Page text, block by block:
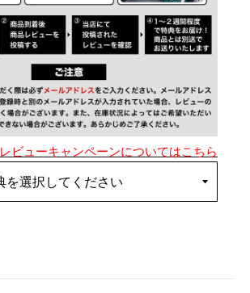
レビューキャンペーンについてはこちら